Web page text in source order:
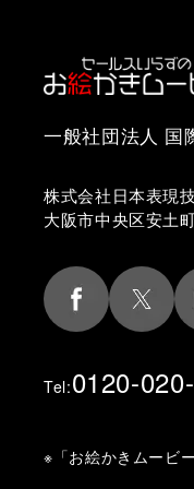
一般社団法人 国
株式会社日本表現
大阪市中央区安土
Tel:0120-
※「お絵かきムービ